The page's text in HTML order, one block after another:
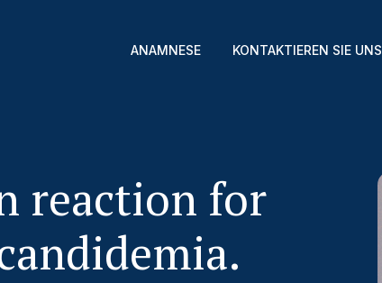
ANAMNESE KONTAKTIEREN SIE UNS
reaction for